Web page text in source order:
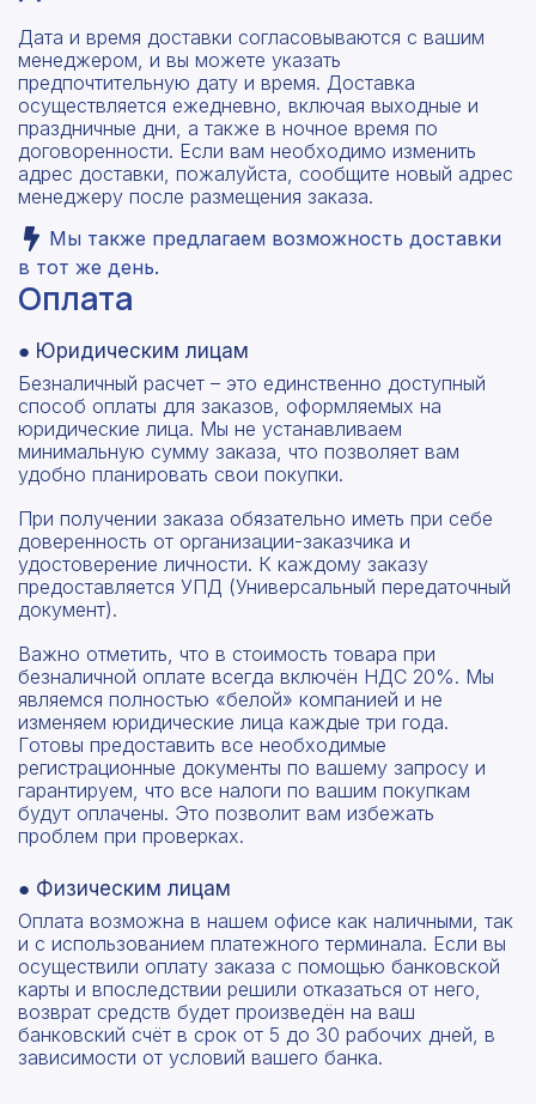
Дата и время доставки согласовываются с вашим
менеджером, и вы можете указать
предпочтительную дату и время. Доставка
осуществляется ежедневно, включая выходные и
праздничные дни, а также в ночное время по
договоренности. Если вам необходимо изменить
адрес доставки, пожалуйста, сообщите новый адрес
менеджеру после размещения заказа.
Мы также предлагаем возможность доставки
в тот же день.
Оплата
● Юридическим лицам
Безналичный расчет – это единственно доступный
способ оплаты для заказов, оформляемых на
юридические лица. Мы не устанавливаем
минимальную сумму заказа, что позволяет вам
удобно планировать свои покупки.
При получении заказа обязательно иметь при себе
доверенность от организации-заказчика и
удостоверение личности. К каждому заказу
предоставляется УПД (Универсальный передаточный
документ).
Важно отметить, что в стоимость товара при
безналичной оплате всегда включён НДС 20%. Мы
являемся полностью «белой» компанией и не
изменяем юридические лица каждые три года.
Готовы предоставить все необходимые
регистрационные документы по вашему запросу и
гарантируем, что все налоги по вашим покупкам
будут оплачены. Это позволит вам избежать
проблем при проверках.
● Физическим лицам
Оплата возможна в нашем офисе как наличными, так
и с использованием платежного терминала. Если вы
осуществили оплату заказа с помощью банковской
карты и впоследствии решили отказаться от него,
возврат средств будет произведён на ваш
банковский счёт в срок от 5 до 30 рабочих дней, в
зависимости от условий вашего банка.